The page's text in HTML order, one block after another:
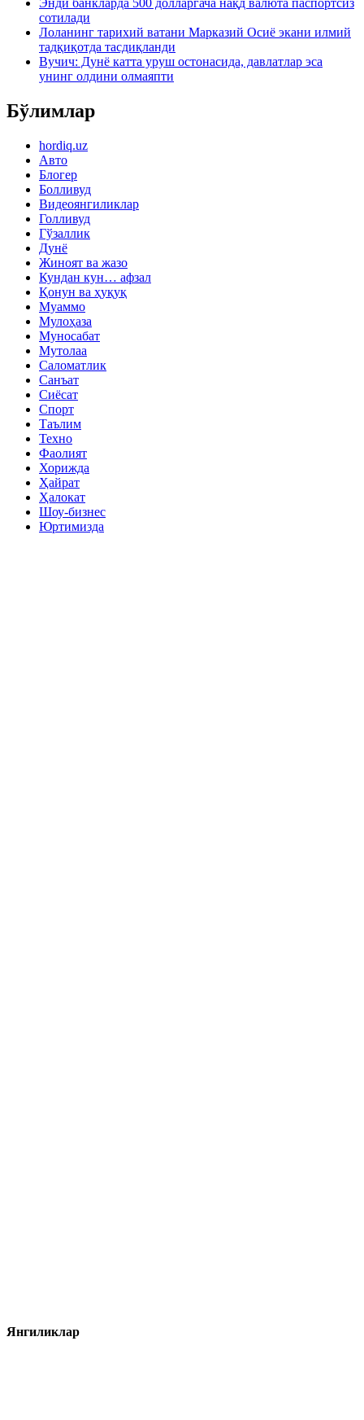
Энди банкларда 500 долларгача нақд валюта паспортсиз
сотилади
Лоланинг тарихий ватани Марказий Осиё экани илмий
тадқиқотда тасдиқланди
Вучич: Дунё катта уруш остонасида, давлатлар эса
унинг олдини олмаяпти
Бўлимлар
hordiq.uz
Авто
Блогер
Болливуд
Видеоянгиликлар
Голливуд
Гўзаллик
Дунё
Жиноят ва жазо
Кундан кун… афзал
Қонун ва ҳуқуқ
Муаммо
Мулоҳаза
Муносабат
Мутолаа
Саломатлик
Санъат
Сиёсат
Спорт
Таълим
Техно
Фаолият
Хорижда
Ҳайрат
Ҳалокат
Шоу-бизнес
Юртимизда
Янгиликлар